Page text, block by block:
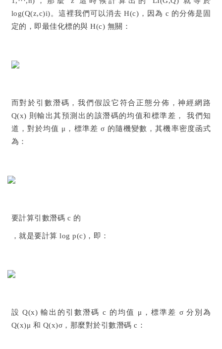
log(Q(z,c)i)。這裡我們可以消去 H(c)，因為 c 的分佈是固
定的，即最佳化標的與 H(c) 無關：
而對於引數潛碼，我們假設它符合正態分佈，神經網路
Q(x) 則輸出其預測出的該潛碼的均值和標準差， 我們知
道，對於均值 μ，標準差 σ 的隨機變數，其機率密度函式
為：
要計算引數潛碼 c 的
，就是要計算 log p(c)，即：
設 Q(x) 輸出的引數潛碼 c 的均值 μ，標準差 σ 分別為
Q(x)μ 和 Q(x)σ，那麼對於引數潛碼 c：